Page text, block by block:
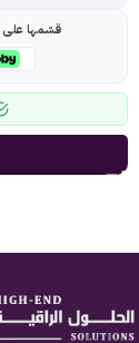
قسّمها على